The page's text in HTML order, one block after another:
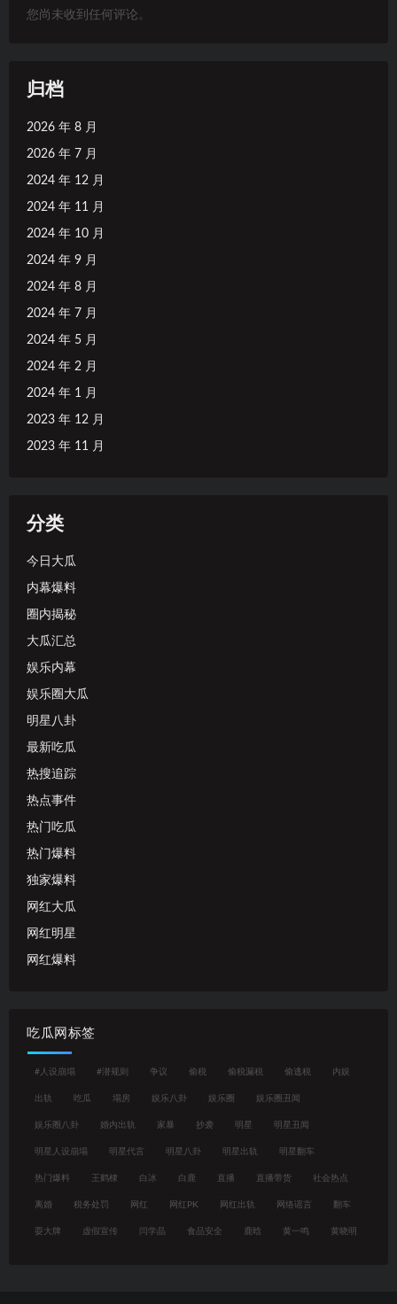
您尚未收到任何评论。
归档
2026 年 8 月
2026 年 7 月
2024 年 12 月
2024 年 11 月
2024 年 10 月
2024 年 9 月
2024 年 8 月
2024 年 7 月
2024 年 5 月
2024 年 2 月
2024 年 1 月
2023 年 12 月
2023 年 11 月
分类
今日大瓜
内幕爆料
圈内揭秘
大瓜汇总
娱乐内幕
娱乐圈大瓜
明星八卦
最新吃瓜
热搜追踪
热点事件
热门吃瓜
热门爆料
独家爆料
网红大瓜
网红明星
网红爆料
吃瓜网标签
#人设崩塌 #潜规则 争议 偷税 偷税漏税 偷逃税 内娱
出轨 吃瓜 塌房 娱乐八卦 娱乐圈 娱乐圈丑闻
娱乐圈八卦 婚内出轨 家暴 抄袭 明星 明星丑闻
明星人设崩塌 明星代言 明星八卦 明星出轨 明星翻车
热门爆料 王鹤棣 白冰 白鹿 直播 直播带货 社会热点
离婚 税务处罚 网红 网红PK 网红出轨 网络谣言 翻车
耍大牌 虚假宣传 闫学晶 食品安全 鹿晗 黄一鸣 黄晓明